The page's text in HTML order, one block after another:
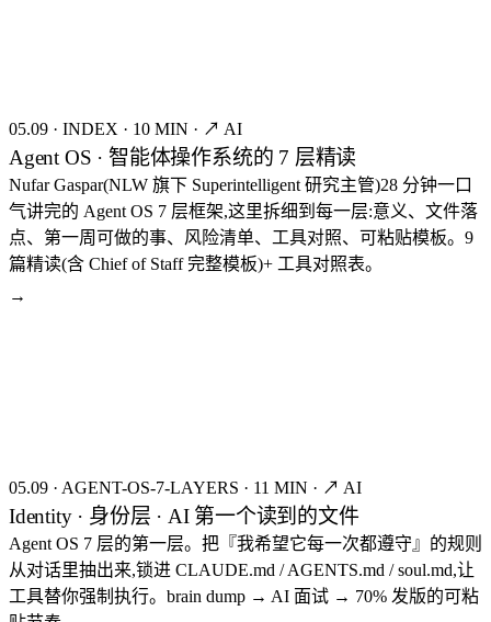
05.09 · INDEX · 10 MIN · ↗ AI
Agent OS · 智能体操作系统的 7 层精读
Nufar Gaspar(NLW 旗下 Superintelligent 研究主管)28 分钟一口
气讲完的 Agent OS 7 层框架,这里拆细到每一层:意义、文件落
点、第一周可做的事、风险清单、工具对照、可粘贴模板。9
篇精读(含 Chief of Staff 完整模板)+ 工具对照表。
→
05.09 · AGENT-OS-7-LAYERS · 11 MIN · ↗ AI
Identity · 身份层 · AI 第一个读到的文件
Agent OS 7 层的第一层。把『我希望它每一次都遵守』的规则
从对话里抽出来,锁进 CLAUDE.md / AGENTS.md / soul.md,让
工具替你强制执行。brain dump → AI 面试 → 70% 发版的可粘